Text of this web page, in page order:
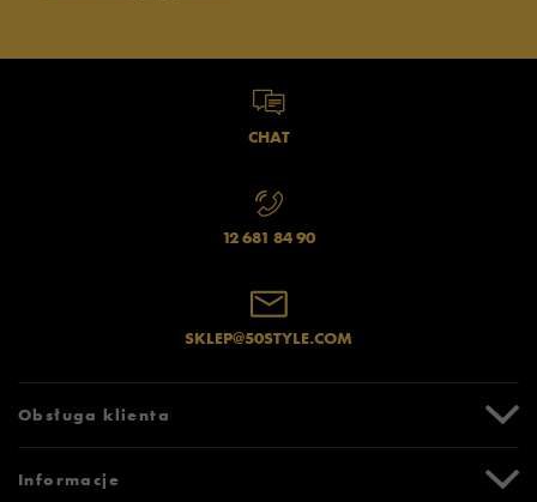
CHAT
12 681 84 90
SKLEP@50STYLE.COM
Obsługa klienta
Zwroty i reklamacje
Informacje